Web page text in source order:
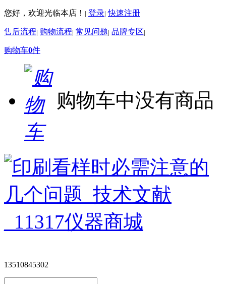
您好，欢迎光临本店！ | 登录| 快速注册
售后流程| 购物流程| 常见问题| 品牌专区|
购物车0件
购物车中没有商品
13510845302